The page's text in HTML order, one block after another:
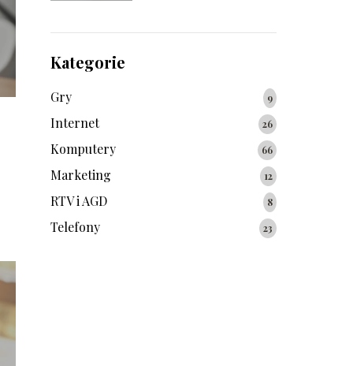
Kategorie
Gry 9
Internet 26
Komputery 66
Marketing 12
RTV i AGD 8
Telefony 23